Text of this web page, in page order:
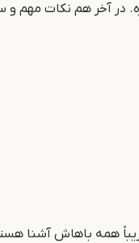
در آخر هم نکات مهم و
باید بدونی که این بروکر برای معامله‌گراش دو تا از معروف‌ترین پلتفرم‌های معاملاتی دنیا